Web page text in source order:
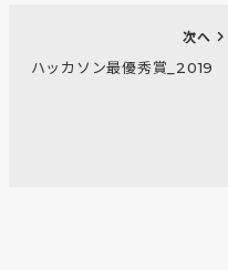
chevron_right
次へ
ハッカソン最優秀賞_2019